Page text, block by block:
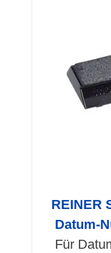
REINER
Datum-
Für